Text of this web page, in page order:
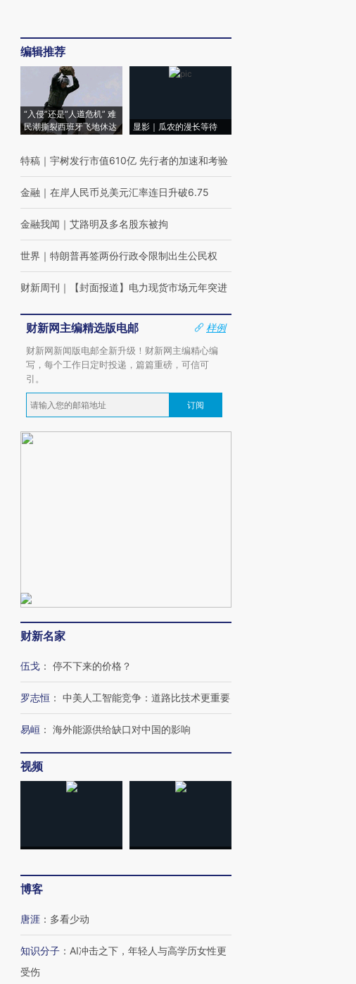
编辑推荐
“入侵”还是“人道危机” 难
民潮撕裂西班牙飞地休达
显影｜瓜农的漫长等待
特稿 ｜ 宇树发行市值610亿 先行者的加速和考验
金融 ｜ 在岸人民币兑美元汇率连日升破6.75
金融我闻 ｜ 艾路明及多名股东被拘
世界 ｜ 特朗普再签两份行政令限制出生公民权
财新周刊 ｜ 【封面报道】电力现货市场元年突进
财新网主编精选版电邮
样例
财新网新闻版电邮全新升级！财新网主编精心编
写，每个工作日定时投递，篇篇重磅，可信可
引。
订阅
财新名家
伍戈 ： 停不下来的价格？
罗志恒 ： 中美人工智能竞争：道路比技术更重要
易峘 ： 海外能源供给缺口对中国的影响
视频
博客
唐涯 ： 多看少动
知识分子 ： AI冲击之下，年轻人与高学历女性更
受伤